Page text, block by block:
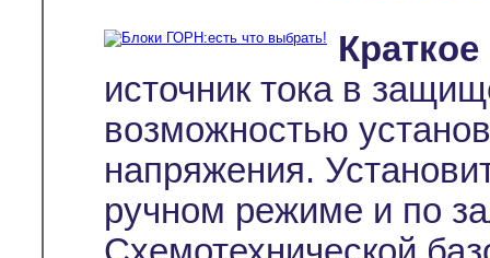
источник тока в
возможностью
напряжения.
ручном режиме и по